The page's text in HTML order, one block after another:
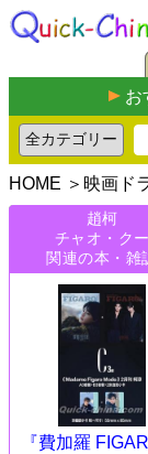
お
HOME ＞ 映画ド
趙柯
チャオ・クー
関連の本・雑
『費加羅